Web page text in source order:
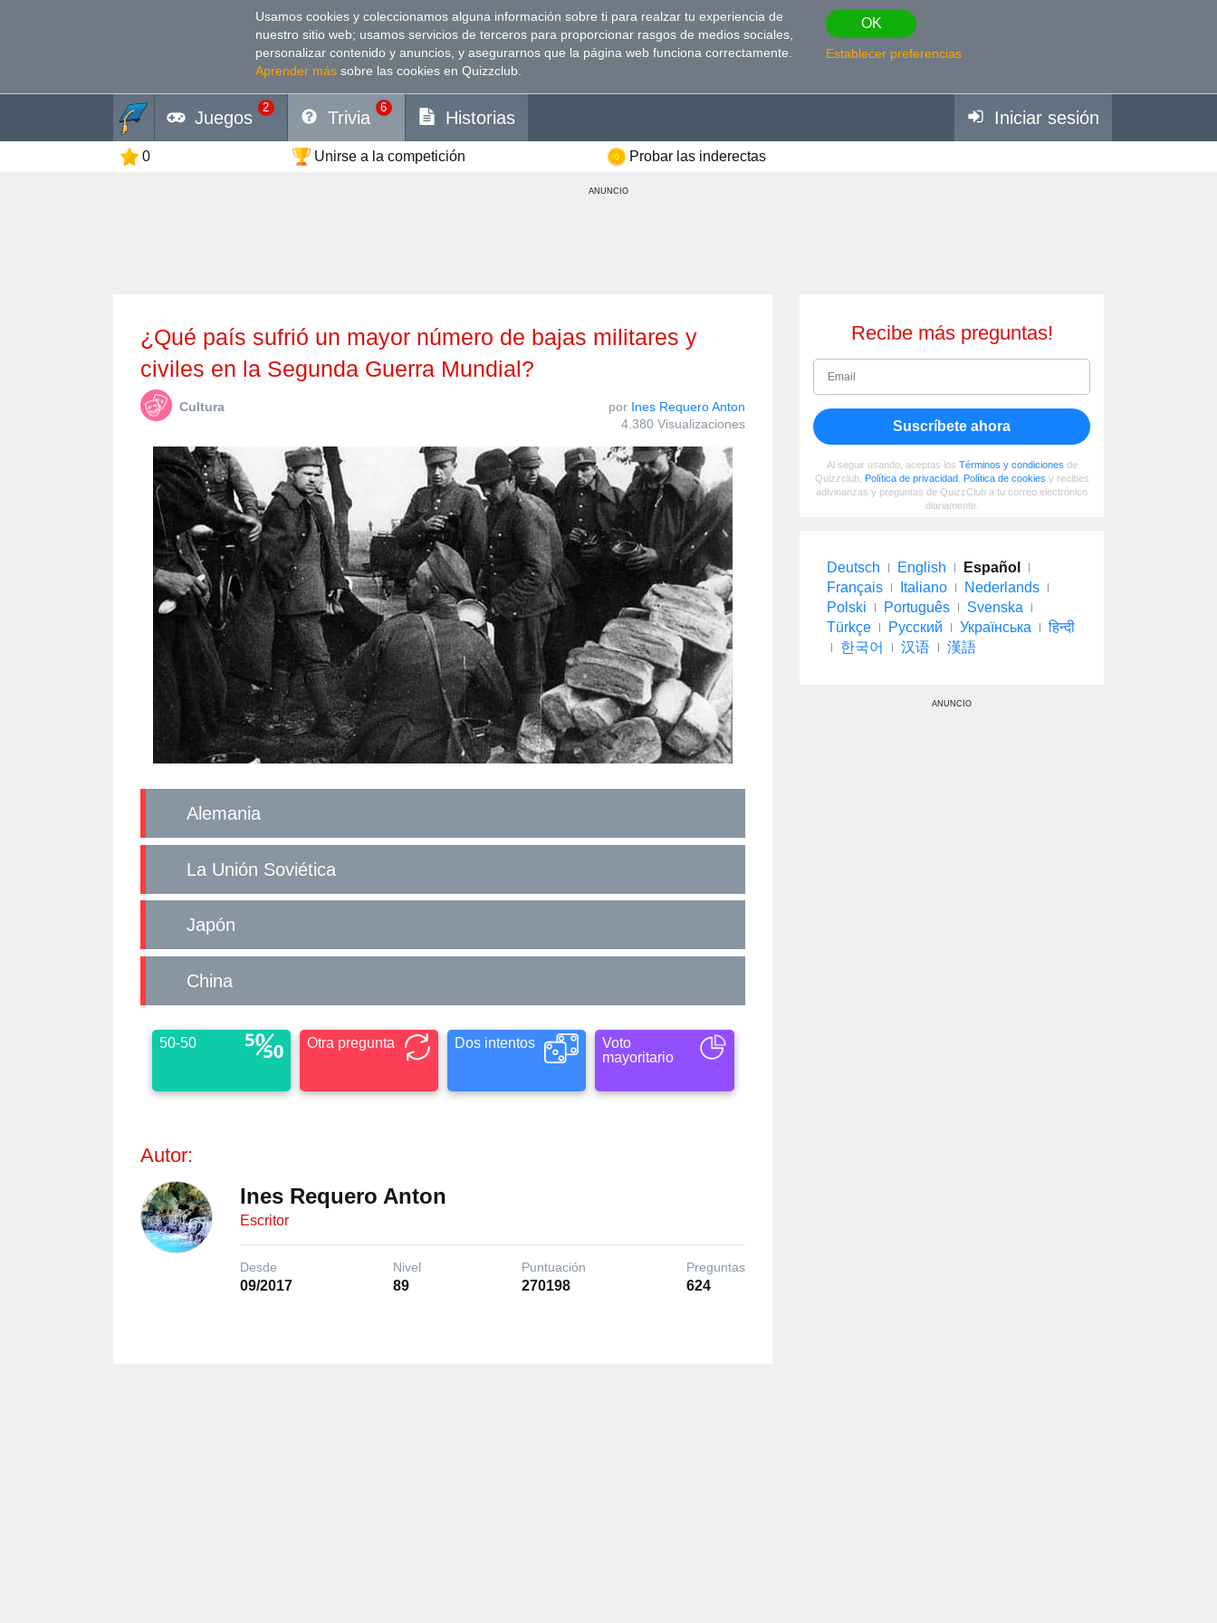
Usamos cookies y coleccionamos alguna información sobre ti para realzar tu experiencia de
nuestro sitio web; usamos servicios de terceros para proporcionar rasgos de medios sociales,
personalizar contenido y anuncios, y asegurarnos que la página web funciona correctamente.
Aprender más sobre las cookies en Quizzclub.
OK
Establecer preferencias
Juegos
2
Trivia
6
Historias Iniciar sesión
0 Unirse a la competición Probar las inderectas
ANUNCIO
¿Qué país sufrió un mayor número de bajas militares y
civiles en la Segunda Guerra Mundial?
Cultura por Ines Requero Anton
4.380 Visualizaciones
Alemania
La Unión Soviética
Japón
China
50-50 Otra pregunta Dos intentos
Voto
mayoritario
Autor:
Ines Requero Anton
Escritor
Desde
09/2017
Nivel
89
Puntuación
270198
Preguntas
624
Recibe más preguntas!
Suscríbete ahora
Al seguir usando, aceptas los Términos y condiciones de
Quizzclub, Política de privacidad, Política de cookies y recibes
adivinanzas y preguntas de QuizzClub a tu correo electrónico
diariamente.
Deutsch English
Español
Français
Italiano
Nederlands
Polski
Português
Svenska
Türkçe
Русский Українська
हिन्दी
한국어
汉语 漢語
ANUNCIO